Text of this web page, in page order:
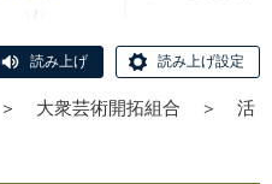
読み上げ 読み上げ設定
＞ 大衆芸術開拓組合 ＞
活